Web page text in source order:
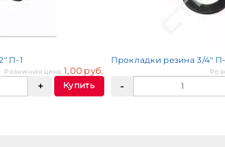
П-1
Розничная цена: 1,00 руб.
Купить
Прокладки резина 3/4"